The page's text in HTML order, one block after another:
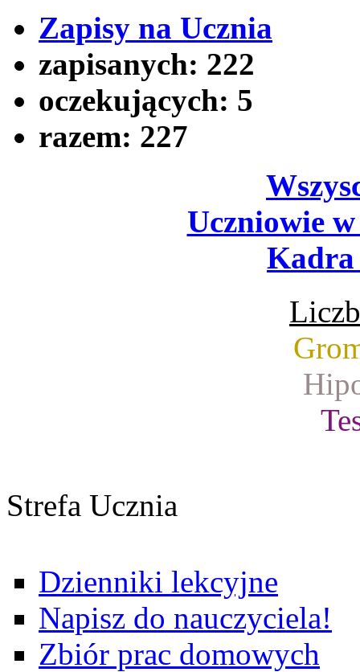
Zapisy na Ucznia
zapisanych: 222
oczekujących: 5
razem: 227
Uczniowie
Kadra
Strefa Ucznia
Dzienniki lekcyjne
Napisz do nauczyciela!
Zbiór prac domowych